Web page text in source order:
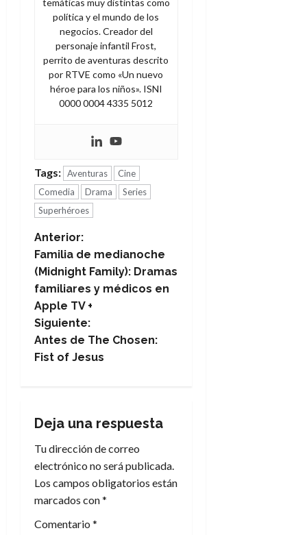
temáticas muy distintas como
política y el mundo de los
negocios. Creador del
personaje infantil Frost,
perrito de aventuras descrito
por RTVE como «Un nuevo
héroe para los niños». ISNI
0000 0004 4335 5012
Tags: Aventuras
Cine
Comedia
Drama
Series
Superhéroes
N
a
v
e
g
c
i
ó
n
d
Anterior:
Familia de medianoche
(Midnight Family): Dramas
familiares y médicos en
Apple TV +
Siguiente:
Antes de The Chosen:
Fist of Jesus
Deja una respuesta
Tu dirección de correo
electrónico no será publicada.
Los campos obligatorios están
marcados con*
Comentario *